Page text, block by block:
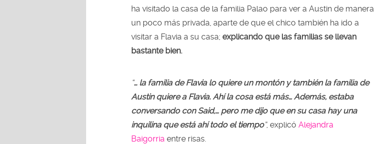
ha visitado la casa de la familia Palao para ver a Austin de manera
un poco más privada, aparte de que el chico también ha ido a
visitar a Flavia a su casa; explicando que las familias se llevan
bastante bien.
“… la familia de Flavia lo quiere un montón y también la familia de
Austin quiere a Flavia. Ahí la cosa está más… Además, estaba
conversando con Said,… pero me dijo que en su casa hay una
inquilina que está ahí todo el tiempo”, explicó Alejandra
Baigorria entre risas.